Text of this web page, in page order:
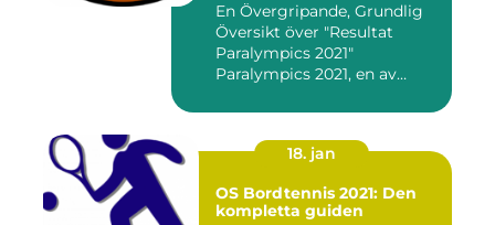
En Övergripande, Grundlig
Översikt över "Resultat
Paralympics 2021"
Paralympics 2021, en av
18. jan
OS Bordtennis 2021: Den
kompletta guiden